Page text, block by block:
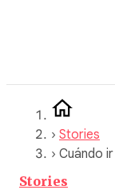
› Stories
› Cuándo ir
Stories